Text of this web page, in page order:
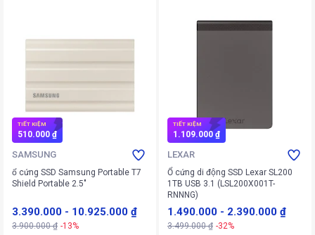
TIẾT KIỆM
510.000 ₫
SAMSUNG
ổ cứng SSD Samsung Portable T7
Shield Portable 2.5"
3.390.000 - 10.925.000 ₫
3.900.000 ₫ -13%
TIẾT KIỆM
1.109.000 ₫
LEXAR
Ổ cứng di động SSD Lexar SL200
1TB USB 3.1 (LSL200X001T-
RNNNG)
1.490.000 - 2.390.000 ₫
3.499.000 ₫ -32%